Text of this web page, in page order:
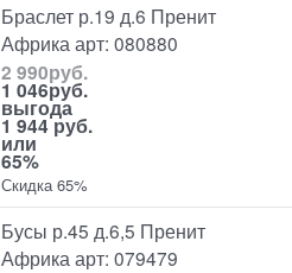
Браслет р.19 д.6 Пренит
Африка арт: 080880
2 990руб.
1 046руб.
выгода
1 944 руб.
или
65%
Скидка 65%
Бусы р.45 д.6,5 Пренит
Африка арт: 079479